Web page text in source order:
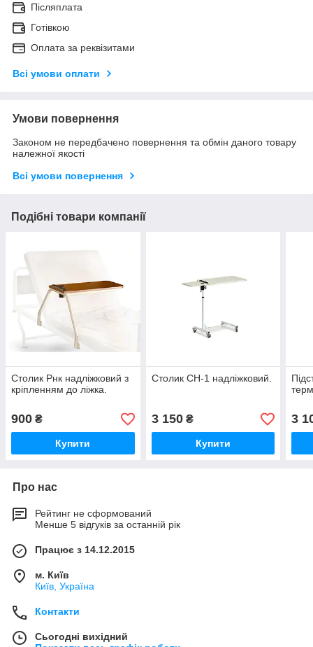
Післяплата
Готівкою
Оплата за реквізитами
Всі умови оплати
Умови повернення
Законом не передбачено повернення та обмін даного товару
належної якості
Всі умови повернення
Подібні товари компанії
Столик Рнк надліжковий з
кріпленням до ліжка.
900 ₴
Купити
Столик СН-1 надліжковий.
3 150₴
Купити
3
Про нас
Рейтинг не сформований
Менше 5 відгуків за останній рік
Працює з 14.12.2015
м. Київ
Київ, Україна
Контакти
Сьогодні вихідний